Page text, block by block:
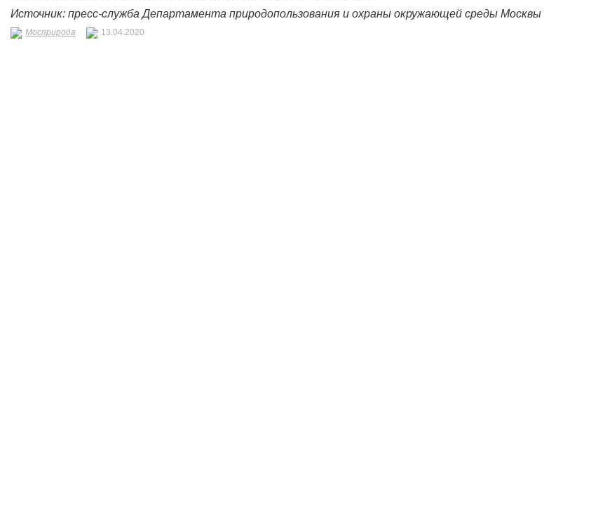
Источник: пресс-служба Департамента природопользования и охраны окружающей среды Москвы
Мосприрода 13.04.2020